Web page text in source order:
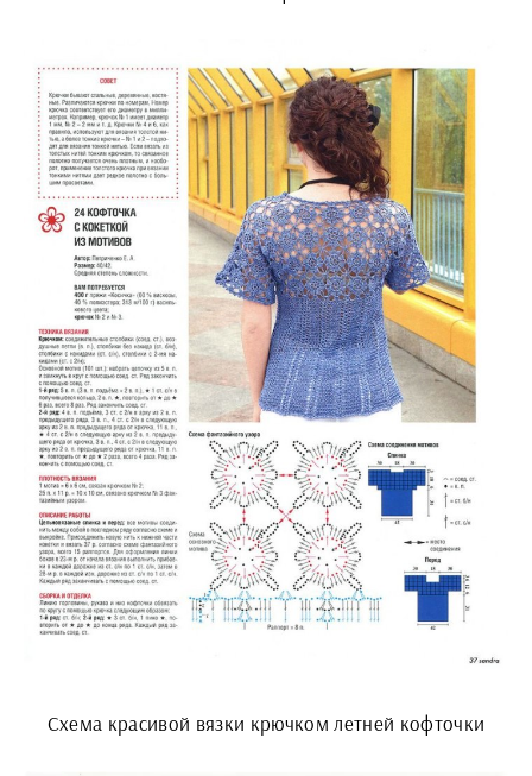
Схема красивой вязки крючком летней кофточки